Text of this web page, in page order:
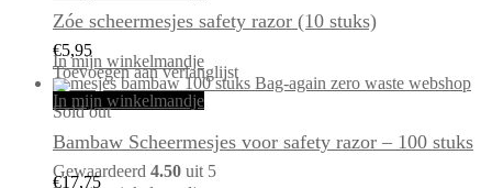
Zóe scheermesjes safety razor (10 stuks)
€5,95
In mijn winkelmandje
Toevoegen aan verlanglijst
In mijn winkelmandje
Sold out
Bambaw Scheermesjes voor safety razor – 100 stuks
Gewaardeerd 4.50 uit 5
€17,75